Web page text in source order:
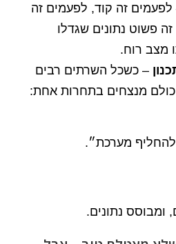
לפעמים זה קוד, לפעמים זה
פשוט נתונים שגדלו
מצב רוח.
– כשכל השרתים רבים
מנצחים בתחרות אחת:
מערכת״.
ומבוסס נתונים.